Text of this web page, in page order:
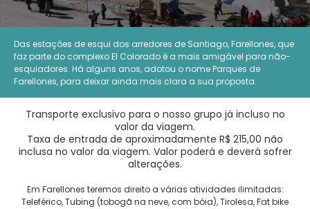
Das estações de esqui dos arredores de Santiago, Farellones, que
faz parte do complexo El Colorado é a mais amigável para não-
esquiadores. Há alguns anos, adotou o nome Parques de
Farellones, para deixar ainda mais clara a sua proposta.
Transporte exclusivo para o nosso grupo já incluso no
valor da viagem.
Taxa de entrada de aproximadamente R$ 215,00 não
inclusa no valor da viagem. Valor poderá e deverá sofrer
alterações.
Em Farellones teremos direito a várias atividades ilimitadas:
Teleférico, Tubing (tobogã na neve, com bóia), Tirolesa, Fat bike